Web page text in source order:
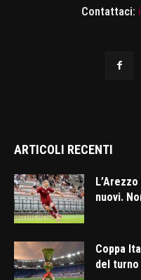
Contattaci:
ARTICOLI RECENTI
nuovi.
Coppa
del